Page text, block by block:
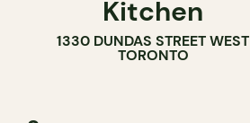
Kitchen
1330 DUNDAS STREET WEST
TORONTO